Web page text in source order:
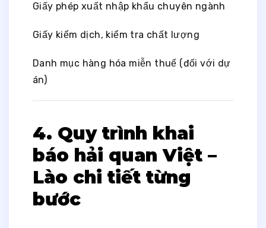
Giấy phép xuất nhập khẩu chuyên ngành
Giấy kiểm dịch, kiểm tra chất lượng
Danh mục hàng hóa miễn thuế (đối với dự
án)
4. Quy trình khai
báo hải quan Việt –
Lào chi tiết từng
bước